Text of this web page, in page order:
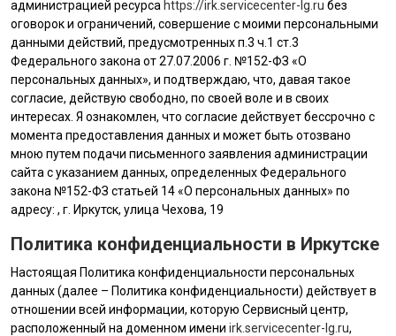
администрацией ресурса https://irk.servicecenter-lg.ru без
оговорок и ограничений, совершение с моими персональными
данными действий, предусмотренных п.3 ч.1 ст.3
Федерального закона от 27.07.2006 г. №152-ФЗ «О
персональных данных», и подтверждаю, что, давая такое
согласие, действую свободно, по своей воле и в своих
интересах. Я ознакомлен, что согласие действует бессрочно с
момента предоставления данных и может быть отозвано
мною путем подачи письменного заявления администрации
сайта с указанием данных, определенных Федерального
закона №152-ФЗ статьей 14 «О персональных данных» по
адресу: , г. Иркутск, улица Чехова, 19
Политика конфиденциальности в Иркутске
Настоящая Политика конфиденциальности персональных
данных (далее – Политика конфиденциальности) действует в
отношении всей информации, которую Сервисный центр,
расположенный на доменном имени irk.servicecenter-lg.ru,